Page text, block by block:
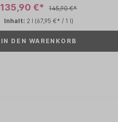
135,90 €*
145,90 €*
Inhalt: 2 l (67,95 €* / 1 l)
IN DEN WARENKORB